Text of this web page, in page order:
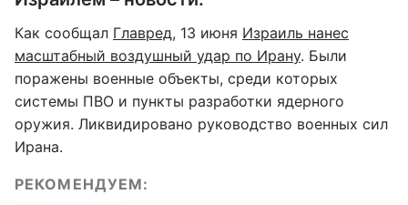
Как сообщал Главред, 13 июня Израиль нанес
масштабный воздушный удар по Ирану. Были
поражены военные объекты, среди которых
системы ПВО и пункты разработки ядерного
оружия. Ликвидировано руководство военных сил
Ирана.
РЕКОМЕНДУЕМ: